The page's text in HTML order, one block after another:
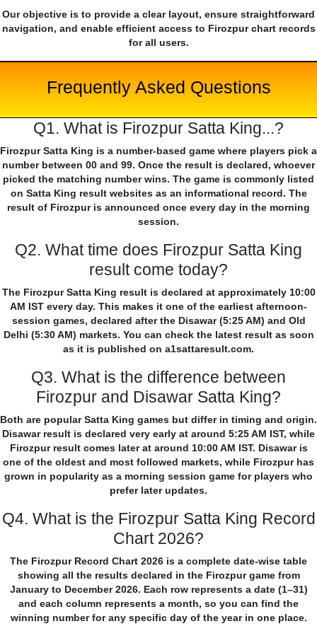
Our objective is to provide a clear layout, ensure straightforward
navigation, and enable efficient access to Firozpur chart records
for all users.
Frequently Asked Questions
Q1. What is Firozpur Satta King...?
Firozpur Satta King is a number-based game where players pick a
number between 00 and 99. Once the result is declared, whoever
picked the matching number wins. The game is commonly listed
on Satta King result websites as an informational record. The
result of Firozpur is announced once every day in the morning
session.
Q2. What time does Firozpur Satta King
result come today?
The Firozpur Satta King result is declared at approximately 10:00
AM IST every day. This makes it one of the earliest afternoon-
session games, declared after the Disawar (5:25 AM) and Old
Delhi (5:30 AM) markets. You can check the latest result as soon
as it is published on a1sattaresult.com.
Q3. What is the difference between
Firozpur and Disawar Satta King?
Both are popular Satta King games but differ in timing and origin.
Disawar result is declared very early at around 5:25 AM IST, while
Firozpur result comes later at around 10:00 AM IST. Disawar is
one of the oldest and most followed markets, while Firozpur has
grown in popularity as a morning session game for players who
prefer later updates.
Q4. What is the Firozpur Satta King Record
Chart 2026?
The Firozpur Record Chart 2026 is a complete date-wise table
showing all the results declared in the Firozpur game from
January to December 2026. Each row represents a date (1–31)
and each column represents a month, so you can find the
winning number for any specific day of the year in one place.